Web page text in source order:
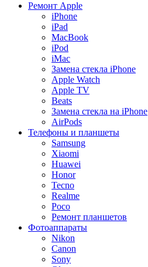
Ремонт Apple
iPhone
iPad
MacBook
iPod
iMac
Замена стекла iPhone
Apple Watch
Apple TV
Beats
Замена стекла на iPhone
AirPods
Телефоны и планшеты
Samsung
Xiaomi
Huawei
Honor
Tecno
Realme
Poco
Ремонт планшетов
Фотоаппараты
Nikon
Canon
Sony